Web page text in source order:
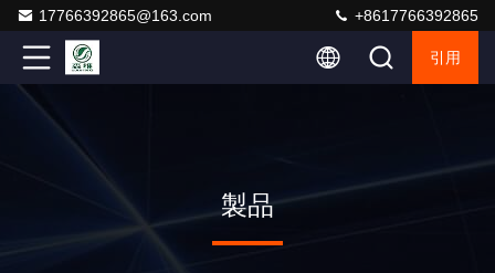
17766392865@163.com +8617766392865
引用
製品